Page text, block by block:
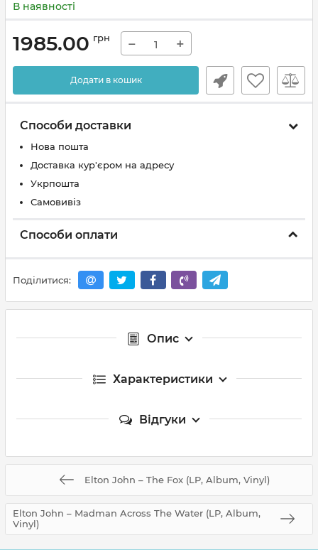
В наявності
1985.00 грн − +
Додати в кошик
Способи доставки
Нова пошта
Доставка кур'єром на адресу
Укрпошта
Самовивіз
Способи оплати
Поділитися:
Опис
Характеристики
Відгуки
Elton John – The Fox (LP, Album, Vinyl)
Elton John – Madman Across The Water (LP, Album,
Vinyl)